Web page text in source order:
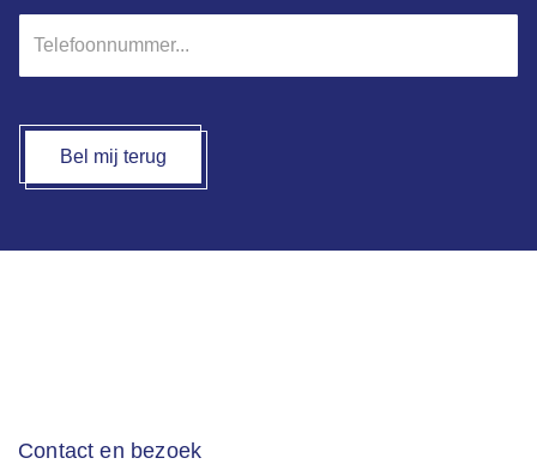
Bel mij terug
Contact en bezoek